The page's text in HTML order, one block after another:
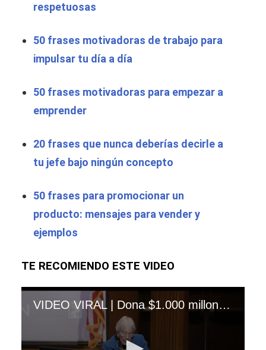
respetuosas
50 frases motivadoras de trabajo para
impulsar tu día a día
50 frases motivadoras para empezar a
emprender
20 frases que nunca deberías decirle a
tu jefe bajo ningún concepto
50 frases para promocionar un
producto: mensajes para vender y
ejemplos
TE RECOMIENDO ESTE VIDEO
VIDEO VIRAL | Dona $1.000 millones para pagar matrícula de estudiantes de Medicina pero pone una singular condición. (Albert Einstein College of Medicine)